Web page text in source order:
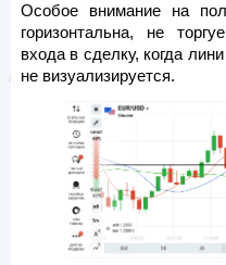
Особое внимание на
горизонтальна, не
входа в сделку, когда
не визуализируется.